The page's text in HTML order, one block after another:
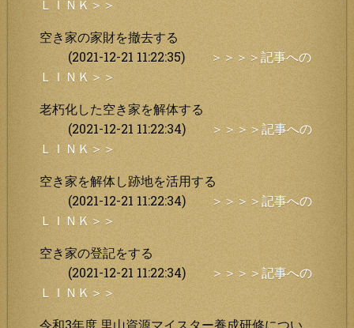
ＬＩＮＫ＞＞
空き家の家財を撤去する
(2021-12-21 11:22:35)
＞＞＞＞記事への
ＬＩＮＫ＞＞
老朽化した空き家を解体する
(2021-12-21 11:22:34)
＞＞＞＞記事への
ＬＩＮＫ＞＞
空き家を解体し跡地を活用する
(2021-12-21 11:22:34)
＞＞＞＞記事への
ＬＩＮＫ＞＞
空き家の登記をする
(2021-12-21 11:22:34)
＞＞＞＞記事への
ＬＩＮＫ＞＞
令和3年度 里山資源マイスター養成研修につい